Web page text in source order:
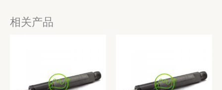
相关产品